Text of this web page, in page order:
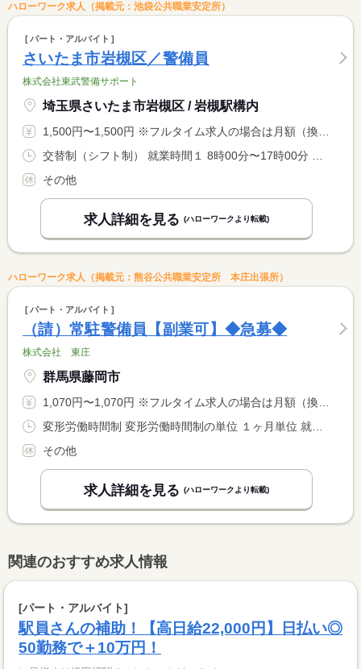
ハローワーク求人（掲載元：池袋公共職業安定所）
パート・アルバイト
さいたま市岩槻区／警備員
株式会社東武警備サポート
埼玉県さいたま市岩槻区 / 岩槻駅構内
1,500円〜1,500円 ※フルタイム求人の場合は月額（換算額）、パート求人の場合は時間額を表示しています。
その他
求人詳細を見る (ハローワークより転載)
ハローワーク求人（掲載元：熊谷公共職業安定所 本庄出張所）
パート・アルバイト
（請）常駐警備員【副業可】◆急募◆
株式会社 東庄
群馬県藤岡市
1,070円〜1,070円 ※フルタイム求人の場合は月額（換算額）、パート求人の場合は時間額を表示しています。
その他
求人詳細を見る (ハローワークより転載)
関連のおすすめ求人情報
[パート・アルバイト]
駅員さんの補助！【高日給22,000円】日払い◎
50勤務で＋10万円！